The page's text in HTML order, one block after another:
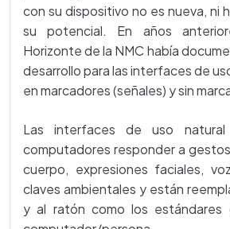
con su dispositivo no es nueva, ni
su potencial. En años
Horizonte de la NMC había
desarrollo para las interfaces de
en marcadores (señales) y sin
Las interfaces de uso
computadores responder a
cuerpo, expresiones faciales,
claves ambientales y están
y al ratón como los estándares